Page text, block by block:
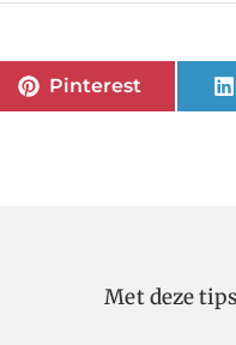
Pinterest
Met deze